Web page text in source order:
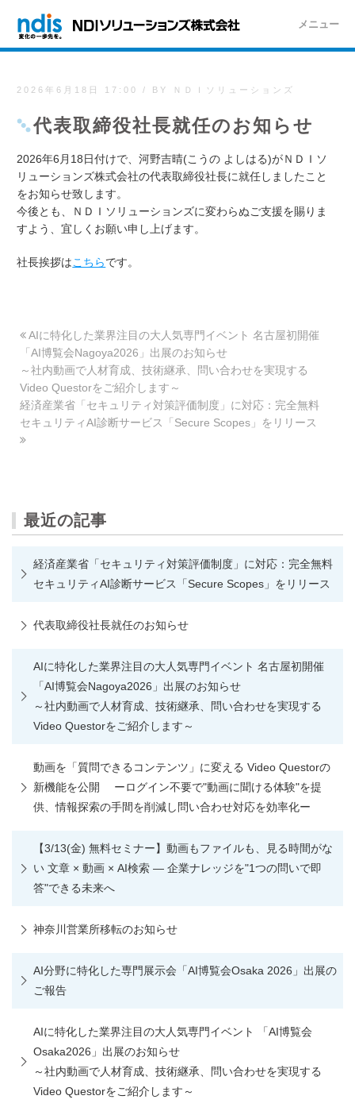
メニュー
2026年6月18日 17:00 / BY ＮＤＩソリューションズ
代表取締役社長就任のお知らせ
2026年6月18日付けで、河野吉晴(こうの よしはる)がＮＤＩソ
リューションズ株式会社の代表取締役社長に就任しましたこと
をお知らせ致します。
今後とも、ＮＤＩソリューションズに変わらぬご支援を賜りま
すよう、宜しくお願い申し上げます。
社長挨拶はこちらです。
AIに特化した業界注目の大人気専門イベント 名古屋初開催
「AI博覧会Nagoya2026」出展のお知らせ
～社内動画で人材育成、技術継承、問い合わせを実現する
Video Questorをご紹介します～
経済産業省「セキュリティ対策評価制度」に対応：完全無料
セキュリティAI診断サービス「Secure Scopes」をリリース
最近の記事
経済産業省「セキュリティ対策評価制度」に対応：完全無料
セキュリティAI診断サービス「Secure Scopes」をリリース
代表取締役社長就任のお知らせ
AIに特化した業界注目の大人気専門イベント 名古屋初開催
「AI博覧会Nagoya2026」出展のお知らせ
～社内動画で人材育成、技術継承、問い合わせを実現する
Video Questorをご紹介します～
動画を「質問できるコンテンツ」に変える Video Questorの
新機能を公開 ーログイン不要で"動画に聞ける体験"を提
供、情報探索の手間を削減し問い合わせ対応を効率化ー
【3/13(金) 無料セミナー】動画もファイルも、見る時間がな
い 文章 × 動画 × AI検索 ― 企業ナレッジを"1つの問いで即
答"できる未来へ
神奈川営業所移転のお知らせ
AI分野に特化した専門展示会「AI博覧会Osaka 2026」出展の
ご報告
AIに特化した業界注目の大人気専門イベント 「AI博覧会
Osaka2026」出展のお知らせ
～社内動画で人材育成、技術継承、問い合わせを実現する
Video Questorをご紹介します～